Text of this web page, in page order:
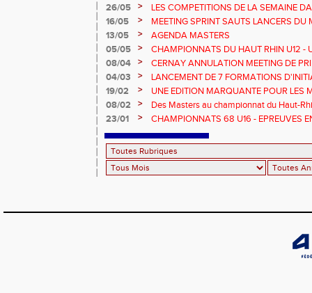
26/05
>
LES COMPETITIONS DE LA SEMAINE
16/05
>
MEETING SPRINT SAUTS LANCERS DU
13/05
>
AGENDA MASTERS
05/05
>
CHAMPIONNATS DU HAUT RHIN U12 -
08/04
>
CERNAY ANNULATION MEETING DE
04/03
>
LANCEMENT DE 7 FORMATIONS
19/02
>
UNE EDITION MARQUANTE POUR LES
08/02
>
Des Masters au championnat du Haut-
23/01
>
CHAMPIONNATS 68 U16 - EPREUVES